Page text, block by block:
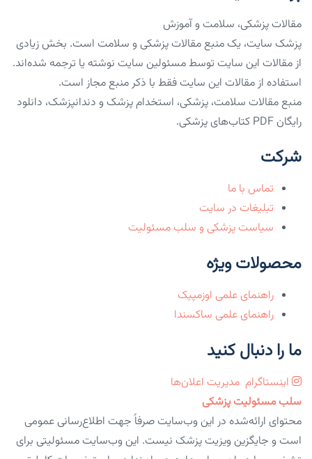
مقالات پزشکی، سلامت و آموزش
پزشک سایت، یک منبع مقالات پزشکی و سلامت است. بخش زیادی
از مقالات این سایت توسط مسئولین سایت نوشته یا ترجمه شده‌اند.
استفاده از مقالات این سایت فقط با ذکر منبع مجاز است.
منبع مقالات سلامت، پزشکی، استخدام پزشک و دندانپزشک، دانلود
رایگان PDF کتاب‌های پزشکی.
شرکت
تماس با ما
تبلیغات در سایت
سیاست پزشکی و سلب مسئولیت
محصولات ویژه
راهنمای علمی اوزمپیک
راهنمای علمی ساکسندا
ما را دنبال کنید
اینستاگرام مدیریت اعلان‌ها
سلب مسئولیت پزشکی
محتوای ارائه‌شده در این وب‌سایت صرفاً جهت اطلاع‌رسانی عمومی
است و جایگزین ویزیت پزشک نیست. این وب‌سایت مسئولیتی برای